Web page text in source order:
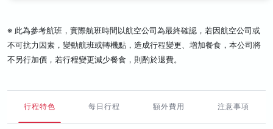
※ 此為參考航班，實際航班時間以航空公司為最終確認，若因航空公司或
不可抗力因素，變動航班或轉機點，造成行程變更、增加餐食，本公司將
不另行加價，若行程變更減少餐食，則酌於退費。
行程特色 每日行程 額外費用 注意事項